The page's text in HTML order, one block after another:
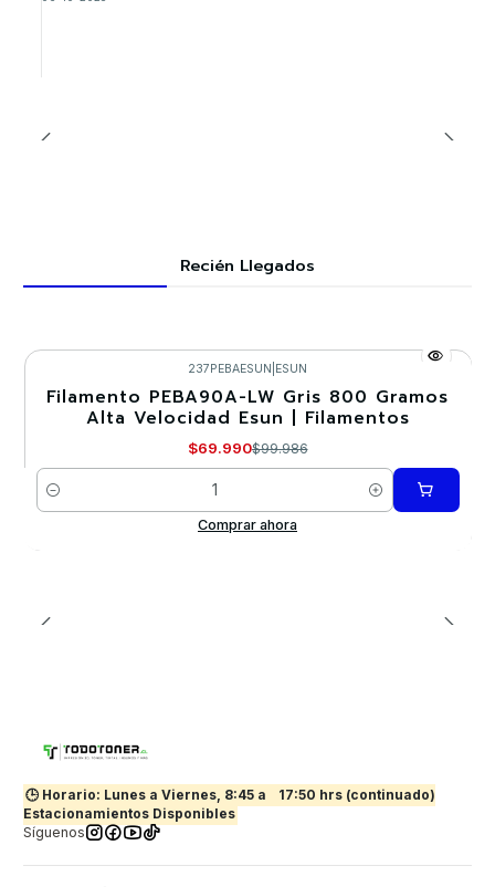
Recién Llegados
-30%
237PEBAESUN ESUN
Filamento PEBA90A-LW Gris 800 Gramos
Alta Velocidad Esun | Filamentos
$69.990$99.986
Cantidad
Comprar ahora
🕒 Horario: Lunes a Viernes, 8:45 a
17:50 hrs (continuado)
Estacionamientos Disponibles
Síguenos